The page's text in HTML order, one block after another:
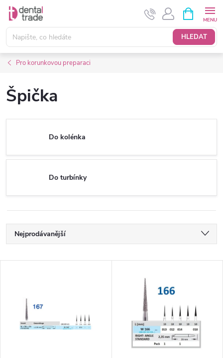
Přejít
obsah
HLEDAT
NÁKUPNÍ
KOŠÍK
Pro korunkovou preparaci
Špička
Do kolénka
Do turbínky
Ř
a
Nejprodávanější